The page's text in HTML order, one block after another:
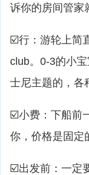
诉你的房间管家
☑️行：游轮上简
club。0-3的小
士尼主题的，各
☑️小费：下船前
你，价格是固定
☑️出发前：一定